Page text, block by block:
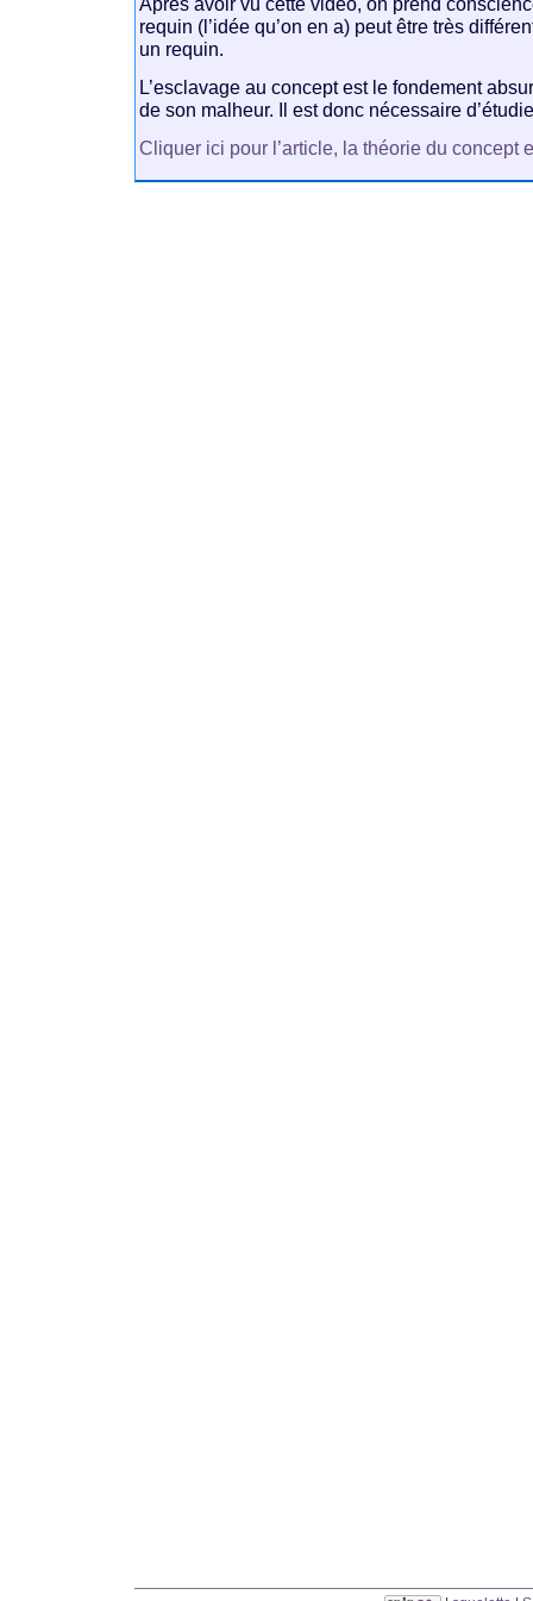
requin (l’idée qu’on en a) peut être très
un requin.
L’esclavage au concept est le fondement
de son malheur. Il est donc nécessaire
Cliquer ici pour l’article, la théorie du concept